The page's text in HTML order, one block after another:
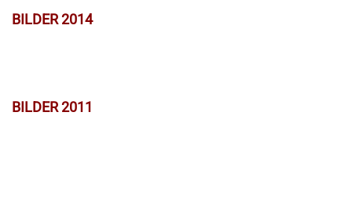
BILDER 2014
BILDER 2011